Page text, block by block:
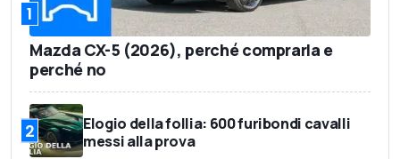
1
Mazda CX-5 (2026), perché comprarla e
perché no
2
Elogio della follia: 600 furibondi cavalli
messi alla prova